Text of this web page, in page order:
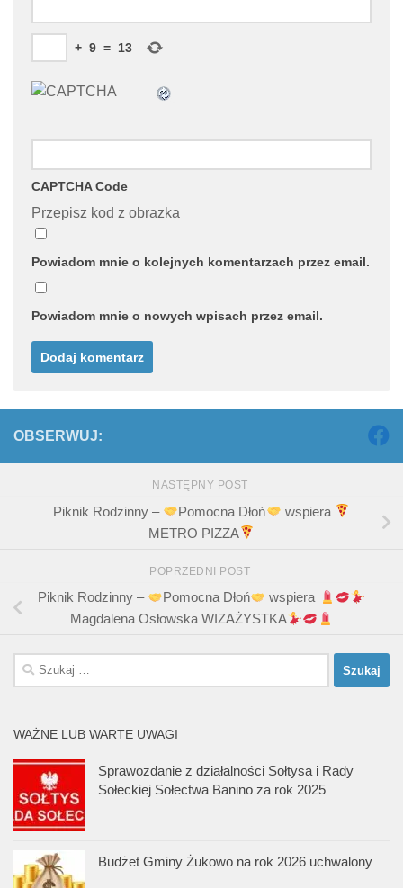
+ 9 = 13
CAPTCHA Code
Przepisz kod z obrazka
Powiadom mnie o kolejnych komentarzach przez email.
Powiadom mnie o nowych wpisach przez email.
OBSERWUJ:
NASTĘPNY POST
Piknik Rodzinny – Pomocna Dłoń
wspiera
METRO PIZZA
POPRZEDNI POST
Piknik Rodzinny – Pomocna Dłoń
wspiera
Magdalena Osłowska WIZAŻYSTKA
Szukaj:
WAŻNE LUB WARTE UWAGI
Sprawozdanie z działalności Sołtysa i Rady
Sołeckiej Sołectwa Banino za rok 2025
Budżet Gminy Żukowo na rok 2026 uchwalony